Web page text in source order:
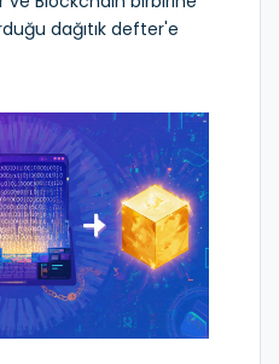
dağıtık defter'e